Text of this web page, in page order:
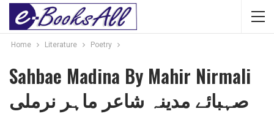
Home Literature Poetry
Sahbae Madina By Mahir Nirmali
صہبائے مدینہ شاعر ماہر نرملی